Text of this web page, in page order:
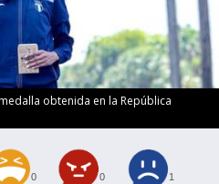
obtenida en la República
0 0 1